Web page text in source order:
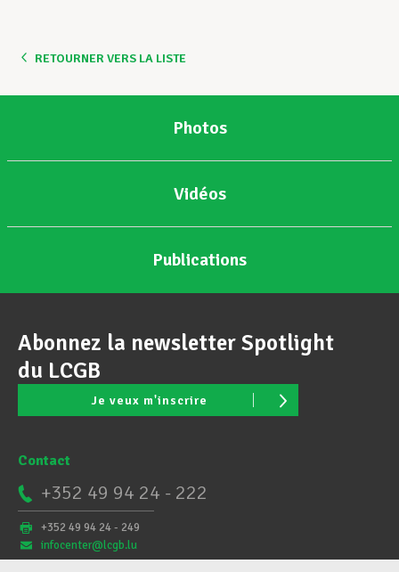
RETOURNER VERS LA LISTE
Photos
Vidéos
Publications
Abonnez la newsletter Spotlight
du LCGB
Je veux m'inscrire
Contact
+352 49 94 24 - 222
+352 49 94 24 - 249
infocenter@lcgb.lu